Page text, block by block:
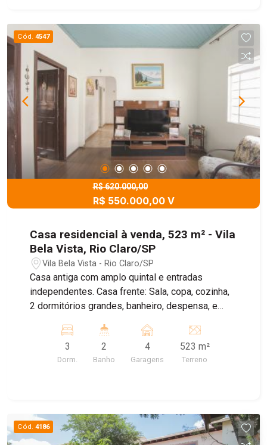
Cód. 4547
R$ 620.000,00
R$ 550.000,00 V
Casa residencial à venda, 523 m² - Vila
Bela Vista, Rio Claro/SP
Vila Bela Vista - Rio Claro/SP
Casa antiga com amplo quintal e entradas
independentes. Casa frente: Sala, copa, cozinha,
2 dormitórios grandes, banheiro, despensa, e
banheiro, e lavanderia. Garagem coberta para 4
carros. Amplo quintal com quarto de despejo.
Ótima localização. Agende uma visita!
3
Dorm.
2
Banho
4
Garagens
523 m²
Terreno
Cód. 4186